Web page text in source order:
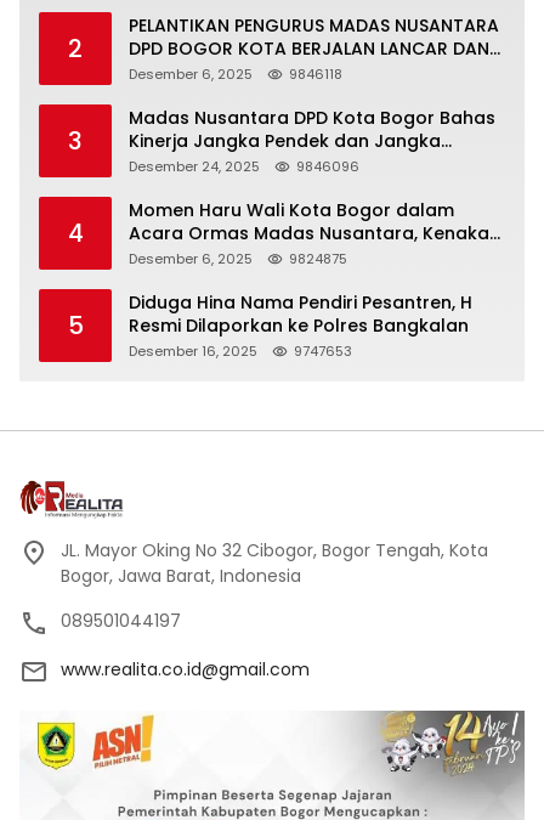
2
PELANTIKAN PENGURUS MADAS NUSANTARA
DPD BOGOR KOTA BERJALAN LANCAR DAN
KHIDMAT
Desember 6, 2025 9846118
3
Madas Nusantara DPD Kota Bogor Bahas
Kinerja Jangka Pendek dan Jangka
Panjang
Desember 24, 2025 9846096
4
Momen Haru Wali Kota Bogor dalam
Acara Ormas Madas Nusantara, Kenakan
Peci Hitam Tinggi sebagai Simbol
Desember 6, 2025 9824875
5
Diduga Hina Nama Pendiri Pesantren, H
Resmi Dilaporkan ke Polres Bangkalan
Desember 16, 2025 9747653
JL. Mayor Oking No 32 Cibogor, Bogor Tengah, Kota
Bogor, Jawa Barat, Indonesia
089501044197
www.realita.co.id@gmail.com